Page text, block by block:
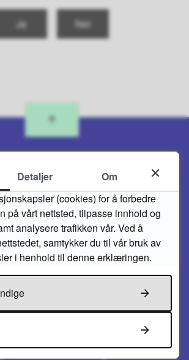
Ja Nei
Skriv til oss
KOMMUNE
Kirkegaten 50
4400 Flekkefjord
Send faktura til oss
Detaljer
Om
(cookies) for å forbedre
på vårt nettsted, tilpasse innhold og
analysere trafikken vår. Ved å
samtykker du til vår bruk av
i henhold til denne erklæringen.